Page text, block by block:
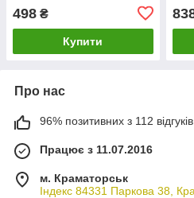
498 ₴
Купити
Про нас
96% позитивних з 112 відгуків
Працює з 11.07.2016
м. Краматорськ
Індекс 84331 Паркова 38,